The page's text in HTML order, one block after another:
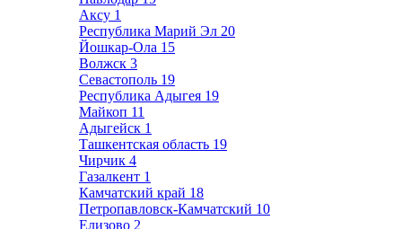
Аксу 1
Республика Марий Эл 20
Йошкар-Ола 15
Волжск 3
Севастополь 19
Республика Адыгея 19
Майкоп 11
Адыгейск 1
Ташкентская область 19
Чирчик 4
Газалкент 1
Камчатский край 18
Петропавловск-Камчатский 10
Елизово 2